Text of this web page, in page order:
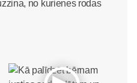
no kurienes rodas